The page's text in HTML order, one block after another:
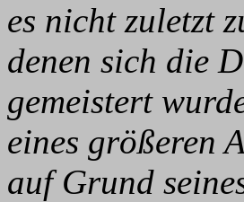
es nicht zuletzt
denen sich die
gemeistert
eines größeren
auf Grund